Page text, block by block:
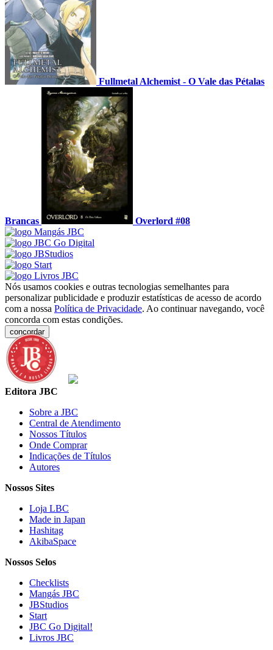
Fullmetal Alchemist - O Vale das Pétalas
Brancas Overlord #08
Nós usamos cookies e outras tecnologias semelhantes para
personalizar publicidade e produzir estatísticas de acesso de acordo
com a nossa Política de Privacidade. Ao continuar navegando, você
concorda com estas condições.
concordar
Editora JBC
Sobre a JBC
Central de Atendimento
Nossos Títulos
Onde Comprar
Indicações de Títulos
Autores
Nossos Sites
Loja LBC
Made in Japan
Hashitag
AkibaSpace
Nossos Selos
Checklists
Mangás JBC
JBStudios
Start
JBC Go Digital!
Livros JBC